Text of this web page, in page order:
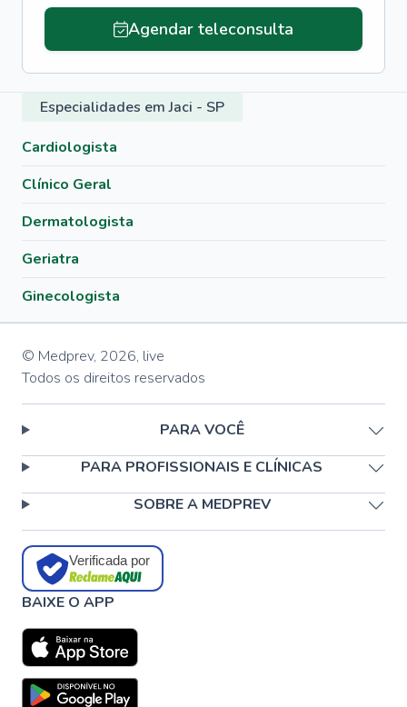
Agendar teleconsulta
Especialidades em Jaci - SP
Cardiologista
Clínico Geral
Dermatologista
Geriatra
Ginecologista
© Medprev, 2026, live
Todos os direitos reservados
PARA VOCÊ
PARA PROFISSIONAIS E CLÍNICAS
SOBRE A MEDPREV
Verificada por
BAIXE O APP